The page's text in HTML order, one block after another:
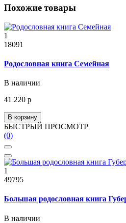
Похожие товары
1
18091
Родословная книга Семейная
В наличии
41 220 р
В корзину
БЫСТРЫЙ ПРОСМОТР
(0)
1
49795
Большая родословная книга
В наличии